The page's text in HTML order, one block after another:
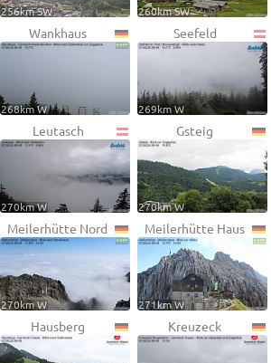
256km SW 260km SW
Wankhaus
268km W
Seefeld
269km W
Leutasch
270km W
Gsteig
270km W
Meilerhütte Nord
270km W
Meilerhütte Haus
271km W
Hausberg Kreuzeck